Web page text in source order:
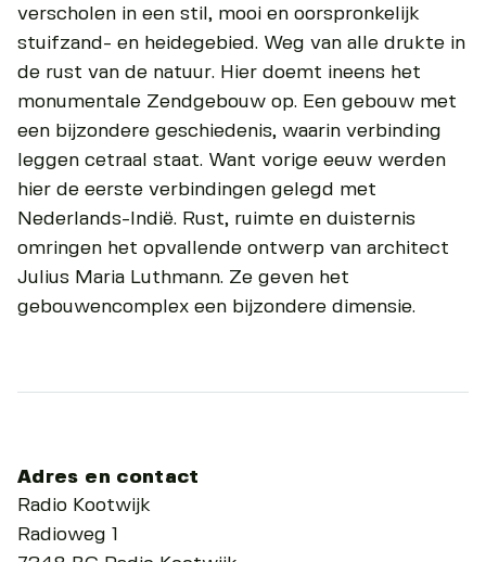
verscholen in een stil, mooi en oorspronkelijk
stuifzand- en heidegebied. Weg van alle drukte in
de rust van de natuur. Hier doemt ineens het
monumentale Zendgebouw op. Een gebouw met
een bijzondere geschiedenis, waarin verbinding
leggen cetraal staat. Want vorige eeuw werden
hier de eerste verbindingen gelegd met
Nederlands-Indië. Rust, ruimte en duisternis
omringen het opvallende ontwerp van architect
Julius Maria Luthmann. Ze geven het
gebouwencomplex een bijzondere dimensie.
Adres en contact
Radio Kootwijk
Radioweg 1